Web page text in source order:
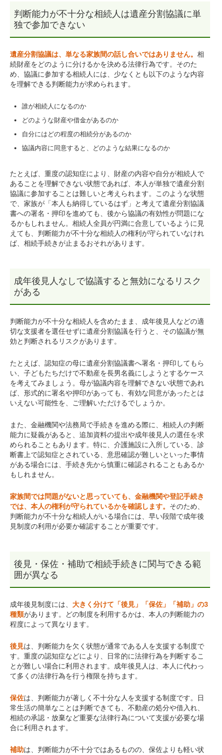
判断能力が不十分な相続人は遺産分割協議に単
独で参加できない
遺産分割協議は、単なる家族間の話し合いではありません。相
続財産をどのように分けるかを決める法律行為です。そのた
め、協議に参加する相続人には、少なくとも以下のような内容
を理解できる判断能力が求められます。
誰が相続人になるのか
どのような財産や借金があるのか
自分にはどの程度の相続分があるのか
協議内容に同意すると、どのような結果になるのか
たとえば、重度の認知症により、財産の内容や自分が相続人で
あることを理解できない状態であれば、本人が単独で遺産分割
協議に参加することは難しいと考えられます。このような状態
で、家族が「本人も納得しているはず」と考えて遺産分割協議
書への署名・押印を進めても、後から協議の有効性が問題にな
るかもしれません。相続人全員が円満に合意しているように見
えても、判断能力が不十分な相続人の権利が守られていなけれ
ば、相続手続きが止まるおそれがあります。
成年後見人なしで協議すると無効になるリスク
がある
判断能力が不十分な相続人を含めたまま、成年後見人などの適
切な支援者を選任せずに遺産分割協議を行うと、その協議が無
効と判断されるリスクがあります。
たとえば、認知症の母に遺産分割協議書へ署名・押印してもら
い、子どもたちだけで不動産を長男名義にしようとするケース
を考えてみましょう。母が協議内容を理解できない状態であれ
ば、形式的に署名や押印があっても、有効な同意があったとは
いえない可能性を、ご理解いただけるでしょうか。
また、金融機関や法務局で手続きを進める際に、相続人の判断
能力に疑義があると、追加資料の提出や成年後見人の選任を求
められることもあります。特に、介護施設に入所している、診
断書上で認知症とされている、意思確認が難しいといった事情
がある場合には、手続き先から慎重に確認されることもあるか
もしれません。
家族間では問題がないと思っていても、金融機関や登記手続き
では、本人の権利が守られているかを確認します。 そのため、
判断能力が不十分な相続人がいる場合には、早い段階で成年後
見制度の利用が必要か確認することが重要です。
後見・保佐・補助で相続手続きに関与できる範
囲が異なる
成年後見制度には、 大きく分けて「後見」「保佐」「補助」の3
種類があります。どの制度を利用するかは、本人の判断能力の
程度によって異なります。
後見は、判断能力を欠く状態が通常である人を支援する制度で
す。重度の認知症などにより、日常的に法律行為を判断するこ
とが難しい場合に利用されます。成年後見人は、本人に代わっ
て多くの法律行為を行う権限を持ちます。
保佐は、判断能力が著しく不十分な人を支援する制度です。日
常生活の簡単なことは判断できても、不動産の処分や借入れ、
相続の承認・放棄など重要な法律行為について支援が必要な場
合に利用されます。
補助は、判断能力が不十分ではあるものの、保佐よりも軽い状